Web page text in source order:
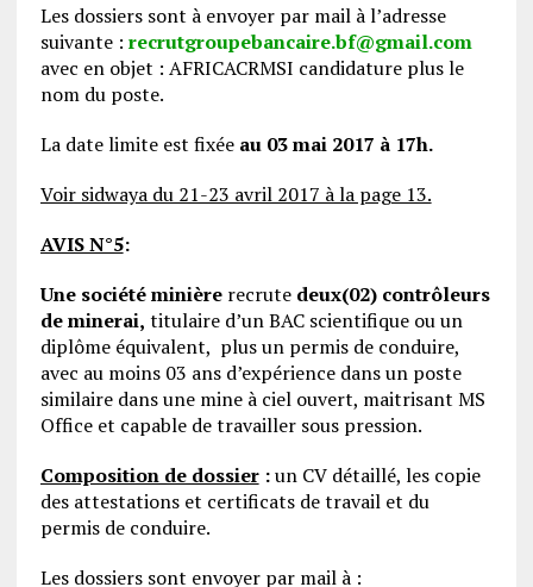
Les dossiers sont à envoyer par mail à l’adresse
suivante : recrutgroupebancaire.bf@gmail.com
avec en objet : AFRICACRMSI candidature plus le
nom du poste.
La date limite est fixée au 03 mai 2017 à 17h.
Voir sidwaya du 21-23 avril 2017 à la page 13.
AVIS N°5:
Une société minièrerecrute deux(02) contrôleurs
de minerai, titulaire d’un BAC scientifique ou un
diplôme équivalent, plus un permis de conduire,
avec au moins 03 ans d’expérience dans un poste
similaire dans une mine à ciel ouvert, maitrisant MS
Office et capable de travailler sous pression.
Composition de dossier:un CV détaillé, les copie
des attestations et certificats de travail et du
permis de conduire.
Les dossiers sont envoyer par mail à :